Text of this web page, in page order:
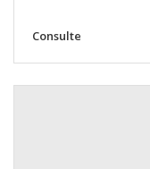
Consulte